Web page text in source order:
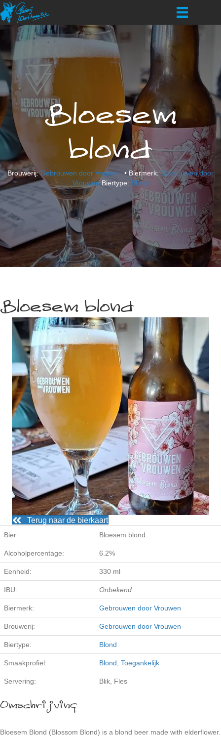
Bloesem
blond
Brouwerij:Gebrouwen door Vrouwen • Biermerk:Gebrouwen door
VrouwenBiertype: Blond
Bloesem blond
Terug naar de bierkaart
Bier: Bloesem blond
Alcoholpercentage: 6.2%
Eenheid: 330 ml
IBU: Onbekend
Biermerk: Gebrouwen door Vrouwen
Brouwerij: Gebrouwen door Vrouwen
Biertype: Blond
Smaakprofiel: Blond Toegankelijk
Servering: Blik, Fles
Omschrijving
Bloesem Blond (Blossom Blond) is a blond beer made with elderflower.